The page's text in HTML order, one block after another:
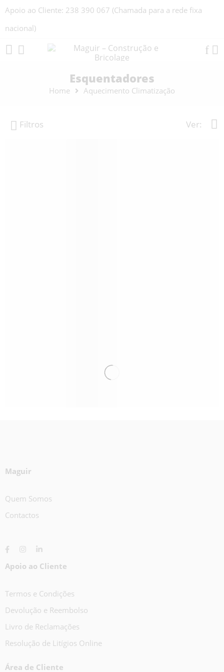
Apoio ao Cliente: 238 390 067 (Chamada para a rede fixa
nacional)
Esquentadores
Home Aquecimento Climatização
Filtros Ver:
Maguir
Quem Somos
Contactos
Apoio ao Cliente
Termos e Condições
Devolução e Reembolso
Livro de Reclamações
Resolução de Litígios Online
Área de Cliente